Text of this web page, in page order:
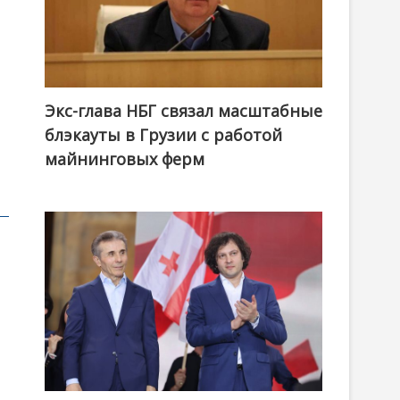
Экс-глава НБГ связал масштабные
блэкауты в Грузии с работой
майнинговых ферм